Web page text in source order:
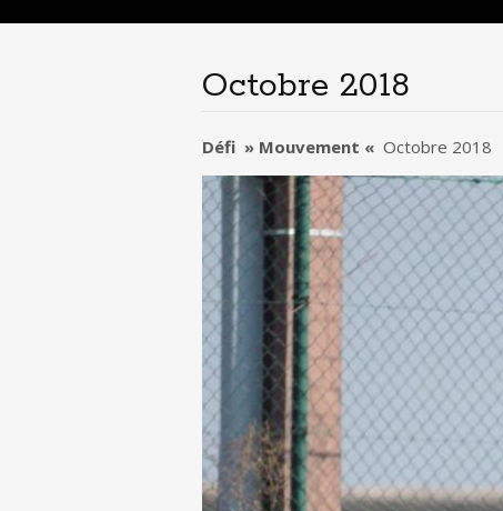
Octobre 2018
Défi » Mouvement « Octobre 2018